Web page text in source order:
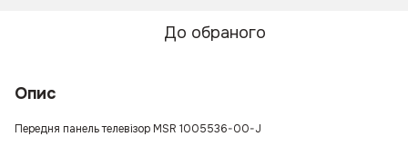
До обраного
Опис
Передня панель телевізор MSR 1005536-00-J